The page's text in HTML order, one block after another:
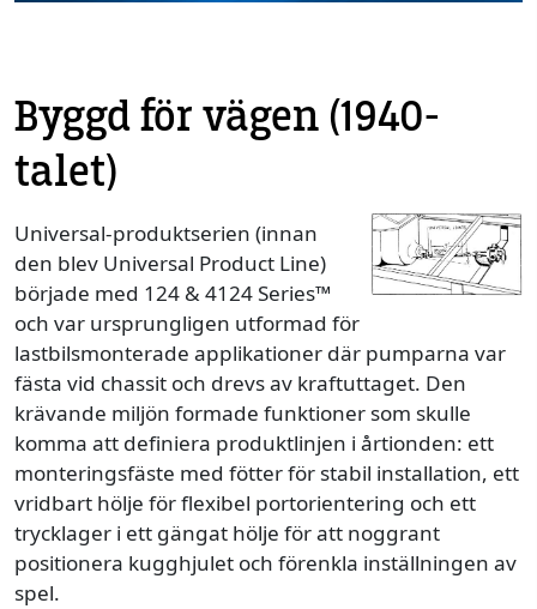
Byggd för vägen (1940-
talet)
Universal-produktserien (innan
den blev Universal Product Line)
började med 124 & 4124 Series™
och var ursprungligen utformad för
lastbilsmonterade applikationer där pumparna var
fästa vid chassit och drevs av kraftuttaget. Den
krävande miljön formade funktioner som skulle
komma att definiera produktlinjen i årtionden: ett
monteringsfäste med fötter för stabil installation, ett
vridbart hölje för flexibel portorientering och ett
trycklager i ett gängat hölje för att noggrant
positionera kugghjulet och förenkla inställningen av
spel.